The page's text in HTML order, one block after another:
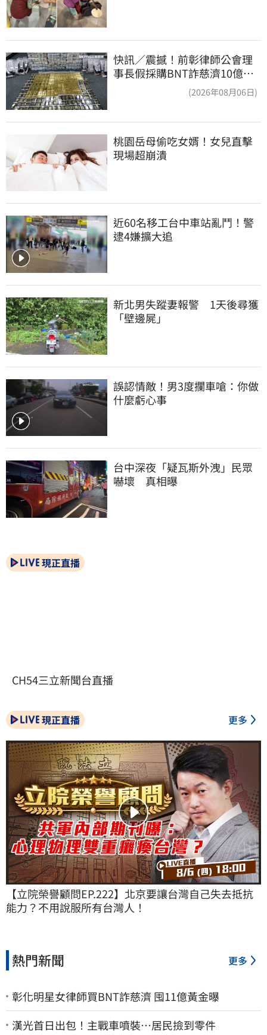
快訊／震撼！前彰律師公會理
事長假採購BNT詐慈濟10億、
洗錢囤232kg黃金(2026年08月06日)
桃園岳母偷吃女婿！女兒直擊
現場超崩潰
近60名移工台中車站亂鬥！警
逮4嫌擴大追
新北男失蹤妻報警　1天後尋獲
「壁邊屍」
誤認情敵！男3度攔車嗆：你做
什麼虧心事
台中深夜「疑瓦斯外洩」民眾
嚇壞　真相曝
現正直播
CH54三立新聞台直播
現正直播 更多
【立院榮譽顧問EP.222】北京要讓台灣自己失去抵抗
能力？不用說服所有台灣人！
熱門新聞 更多
彰化明星女律師買BNT詐慈濟 囤11億黃金曝
漢光首日出包！主戰車噴裝…居民撿到零件